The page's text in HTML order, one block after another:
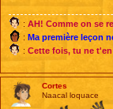
: AH! Comme on se
: Ma première leçon
: Cette fois, tu ne t'en
Cortes
Naacal loquace